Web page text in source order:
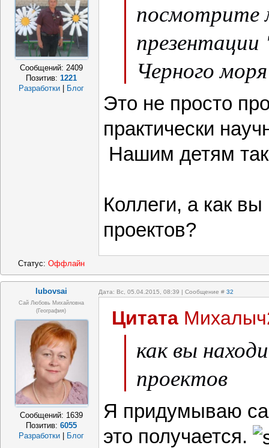
Сообщений: 2409
Позитив: 1221
Разработки
Блог
посмотрите
Черного
Это не просто
практически
Нашим детям
Коллеги, а как
проектов?
Статус: Оффлайн
lubovsai Дата: Вс, 05.04.2015, 08:39 | Сообщение # 32
Сай Любовь Михайловна
(география)
Сообщений: 1639
Позитив: 6055
Разработки
Блог
Цитата
как вы
проектов
Я придумываю
это получается.